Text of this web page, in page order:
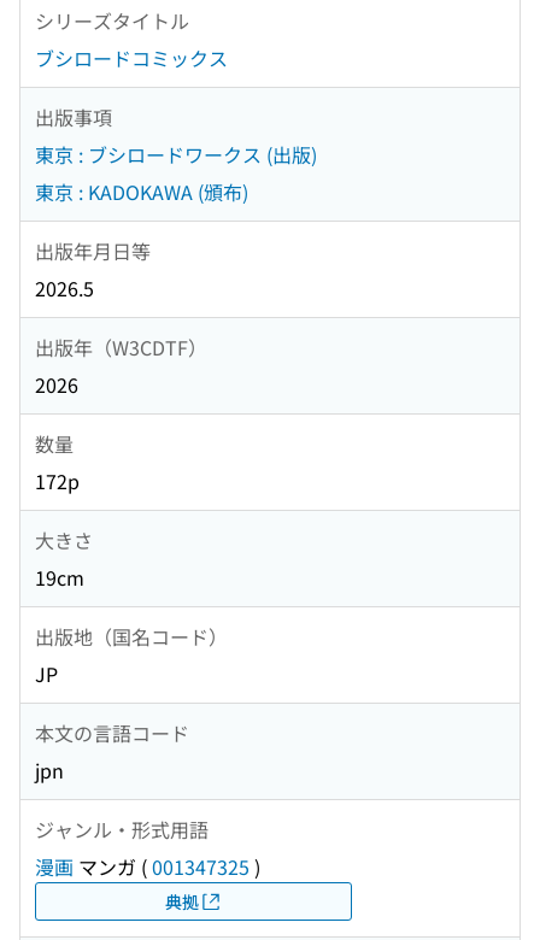
シリーズタイトル
ブシロードコミックス
出版事項
東京 : ブシロードワークス (出版)
東京 : KADOKAWA (頒布)
出版年月日等
2026.5
出版年（W3CDTF）
2026
数量
172p
大きさ
19cm
出版地（国名コード）
JP
本文の言語コード
jpn
ジャンル・形式用語
漫画 マンガ (001347325 )
典拠